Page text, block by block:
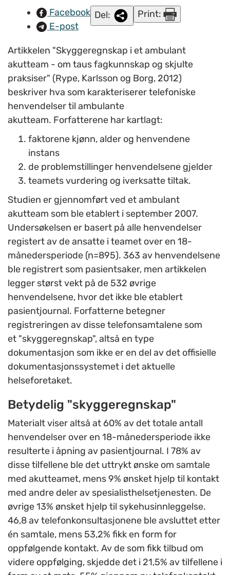
Facebook
E-post
Del: Print:
Artikkelen "Skyggeregnskap i et ambulant
akutteam - om taus fagkunnskap og skjulte
praksiser" (Rype, Karlsson og Borg, 2012)
beskriver hva som karakteriserer telefoniske
henvendelser til ambulante
akutteam. Forfatterene har kartlagt:
faktorene kjønn, alder og henvendene
instans
de problemstillinger henvendelsene gjelder
teamets vurdering og iverksatte tiltak.
Studien er gjennomført ved et ambulant
akutteam som ble etablert i september 2007.
Undersøkelsen er basert på alle henvendelser
registert av de ansatte i teamet over en 18-
månedersperiode (n=895). 363 av henvendelsene
ble registrert som pasientsaker, men artikkelen
legger størst vekt på de 532 øvrige
henvendelsene, hvor det ikke ble etablert
pasientjournal. Forfatterne betegner
registreringen av disse telefonsamtalene som
et "skyggeregnskap", altså en type
dokumentasjon som ikke er en del av det offisielle
dokumentasjonssystemet i det aktuelle
helseforetaket.
Betydelig "skyggeregnskap"
Materialt viser altså at 60% av det totale antall
henvendelser over en 18-månedersperiode ikke
resulterte i åpning av pasientjournal. I 78% av
disse tilfellene ble det uttrykt ønske om samtale
med akutteamet, mens 9% ønsket hjelp til kontakt
med andre deler av spesialisthelsetjenesten. De
øvrige 13% ønsket hjelp til sykehusinnleggelse.
46,8 av telefonkonsultasjonene ble avsluttet etter
én samtale, mens 53,2% fikk en form for
oppfølgende kontakt. Av de som fikk tilbud om
videre oppfølging, skjedde det i 21,5% av tilfellene i